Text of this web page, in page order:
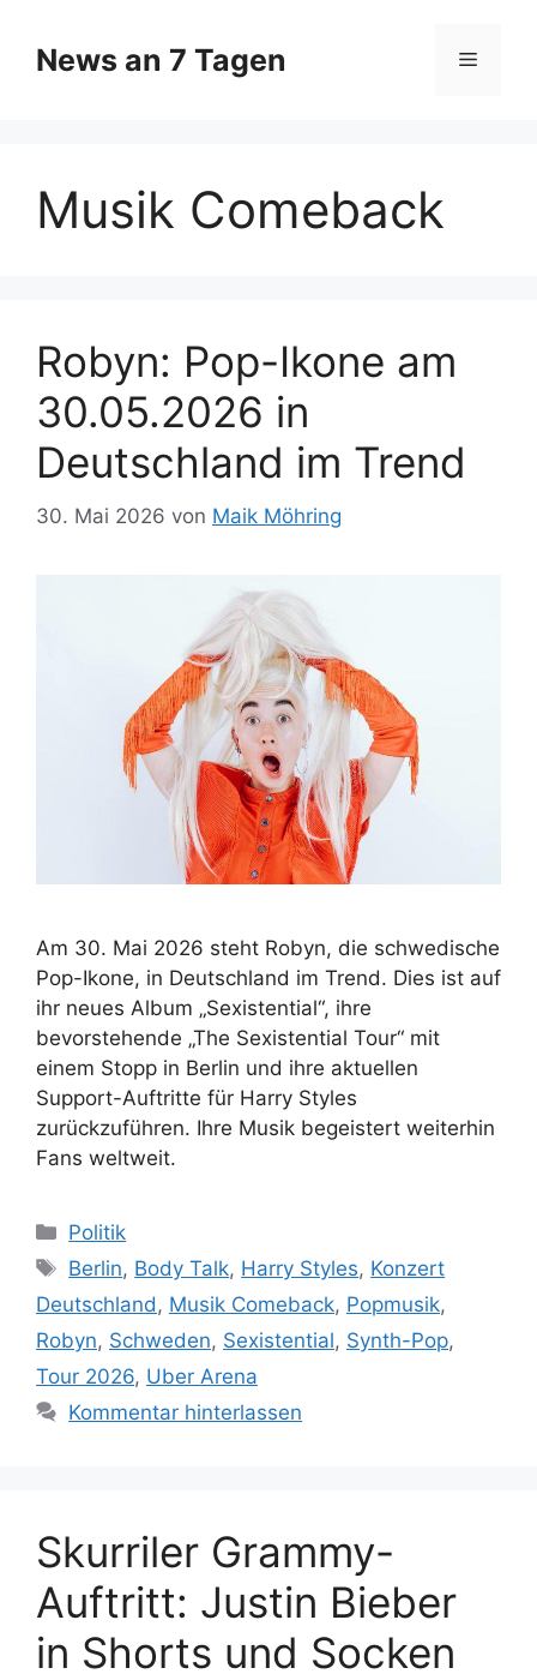
Inhalt
springen
News an 7 Tagen Menü
Musik Comeback
Robyn: Pop-Ikone am
30.05.2026 in
Deutschland im Trend
30. Mai 2026 von Maik Möhring
Am 30. Mai 2026 steht Robyn, die schwedische
Pop-Ikone, in Deutschland im Trend. Dies ist auf
ihr neues Album „Sexistential“, ihre
bevorstehende „The Sexistential Tour“ mit
einem Stopp in Berlin und ihre aktuellen
Support-Auftritte für Harry Styles
zurückzuführen. Ihre Musik begeistert weiterhin
Fans weltweit.
Kategorien
Politik
Schlagwörter
Berlin, Body Talk, Harry Styles, Konzert
Deutschland, Musik Comeback, Popmusik,
Robyn, Schweden, Sexistential, Synth-Pop,
Tour 2026, Uber Arena
Kommentar hinterlassen
Skurriler Grammy-
Auftritt: Justin Bieber
in Shorts und Socken